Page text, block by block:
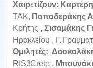
Χαιρετίζουν:
ΤΑΚ, Παπαδεράκης
Κρήτης , Σισαμάκης
Ηρακλείου , Γ.
Ομιλητές:
RIS3Crete ,